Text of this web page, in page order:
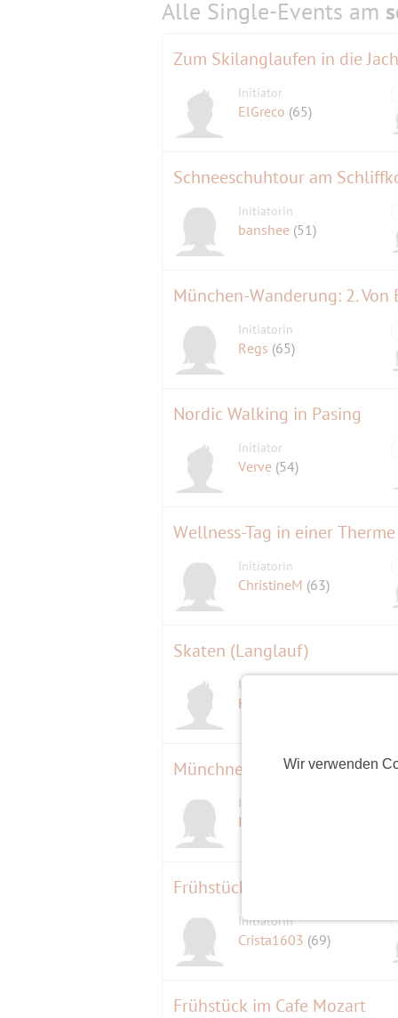
Wir verwenden
Alle Single-Events am
Zum Skilanglaufen in die
Initiator
ElGreco (65)
Schneeschuhtour am
Initiatorin
banshee (51)
München-Wanderung: 2. Von
Initiatorin
Regs (65)
Nordic Walking in Pasing
Initiator
Verve (54)
Wellness-Tag in einer
Initiatorin
ChristineM (63)
Skaten (Langlauf)
Initiator
Heydxaj*66
Münchner Freiwilligen
Initiatorin
Igeline
Frühstücksbrunch im Cafe del
Initiatorin
Crista1603 (69)
Frühstück im Cafe Mozart